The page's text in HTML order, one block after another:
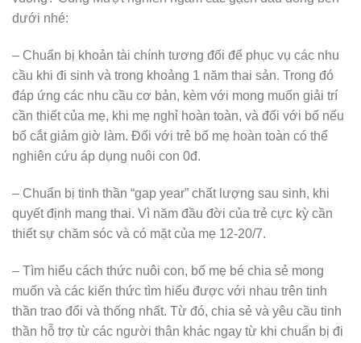
dưới nhé:
– Chuẩn bị khoản tài chính tương đối để phục vụ các nhu
cầu khi đi sinh và trong khoảng 1 năm thai sản. Trong đó
đáp ứng các nhu cầu cơ bản, kèm với mong muốn giải trí
cần thiết của mẹ, khi mẹ nghỉ hoàn toàn, và đối với bố nếu
bố cắt giảm giờ làm. Đối với trẻ bố mẹ hoàn toàn có thể
nghiên cứu áp dụng nuôi con 0đ.
– Chuẩn bị tinh thần “gap year” chất lượng sau sinh, khi
quyết định mang thai. Vì năm đầu đời của trẻ cực kỳ cần
thiết sự chăm sóc và có mặt của mẹ 12-20/7.
– Tìm hiểu cách thức nuôi con, bố mẹ bé chia sẻ mong
muốn và các kiến thức tìm hiểu được với nhau trên tinh
thần trao đổi và thống nhất. Từ đó, chia sẻ và yêu cầu tinh
thần hỗ trợ từ các người thân khác ngay từ khi chuẩn bị đi